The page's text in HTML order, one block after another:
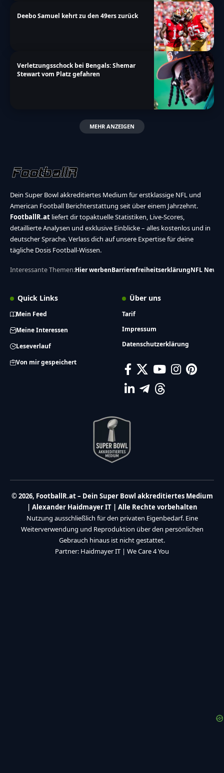
Deebo Samuel kehrt zu den 49ers zurück
Verletzungsschock bei Bengals: Shemar
Stewart vom Platz gefahren
MEHR ANZEIGEN
Dein Super Bowl akkreditiertes Medium für erstklassige NFL und
American Football Berichterstattung seit über einem Jahrzehnt.
FootballR.at liefert dir topaktuelle Statistiken, Live-Scores,
detaillierte Analysen und exklusive Einblicke – alles kostenlos und in
deutscher Sprache. Verlass dich auf unsere Expertise für deine
tägliche Dosis Football-Wissen.
Interessante Themen:Hier werbenBarrierefreiheitserklärungNFL News
Quick Links
Mein Feed
Meine Interessen
Leseverlauf
Von mir gespeichert
Über uns
Tarif
Impressum
Datenschutzerklärung
© 2026, FootballR.at – Dein Super Bowl akkreditiertes Medium
| Alexander Haidmayer IT | Alle Rechte vorbehalten
Nutzung ausschließlich für den privaten Eigenbedarf. Eine
Weiterverwendung und Reproduktion über den persönlichen
Gebrauch hinaus ist nicht gestattet.
Partner: Haidmayer IT | We Care 4 You